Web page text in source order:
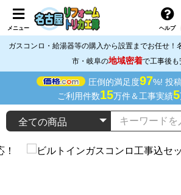
メニュー ヘルプ
ガスコンロ・給湯器等の購入から設置までお任せ！
市・岐阜の地域密着で工事後も
圧倒的満足度97%! 投
ご利用件数15万件＆工事実績5